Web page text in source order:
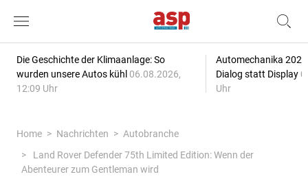
Die Geschichte der Klimaanlage: So
wurden unsere Autos kühl 06.08.2026,
12:09 Uhr
Automechanika
Dialog statt Display
Uhr
Home Nachrichten
Autobranche
Land Rover Defender 75th Limited Edition: Wenn der
Abenteurer zum Gentleman wird